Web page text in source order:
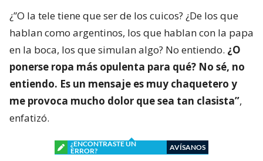
¿”O la tele tiene que ser de los cuicos? ¿De los que
hablan como argentinos, los que hablan con la papa
en la boca, los que simulan algo? No entiendo. ¿O
ponerse ropa más opulenta para qué? No sé, no
entiendo. Es un mensaje es muy chaquetero y
me provoca mucho dolor que sea tan clasista”,
enfatizó.
¿ENCONTRASTE UN
ERROR?
AVÍSANOS